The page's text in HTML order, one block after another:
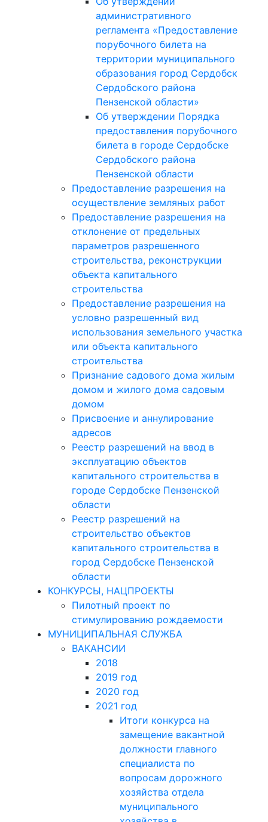
административного
регламента «Предоставление
порубочного билета на
территории муниципального
образования город Сердобск
Сердобского района
Пензенской области»
Об утверждении Порядка
предоставления порубочного
билета в городе Сердобске
Сердобского района
Пензенской области
Предоставление разрешения на
осуществление земляных работ
Предоставление разрешения на
отклонение от предельных
параметров разрешенного
строительства, реконструкции
объекта капитального
строительства
Предоставление разрешения на
условно разрешенный вид
использования земельного участка
или объекта капитального
строительства
Признание садового дома жилым
домом и жилого дома садовым
домом
Присвоение и аннулирование
адресов
Реестр разрешений на ввод в
эксплуатацию объектов
капитального строительства в
городе Сердобске Пензенской
области
Реестр разрешений на
строительство объектов
капитального строительства в
город Сердобске Пензенской
области
КОНКУРСЫ, НАЦПРОЕКТЫ
Пилотный проект по
стимулированию рождаемости
МУНИЦИПАЛЬНАЯ СЛУЖБА
ВАКАНСИИ
2018
2019 год
2020 год
2021 год
Итоги конкурса на
замещение вакантной
должности главного
специалиста по
вопросам дорожного
хозяйства отдела
муниципального